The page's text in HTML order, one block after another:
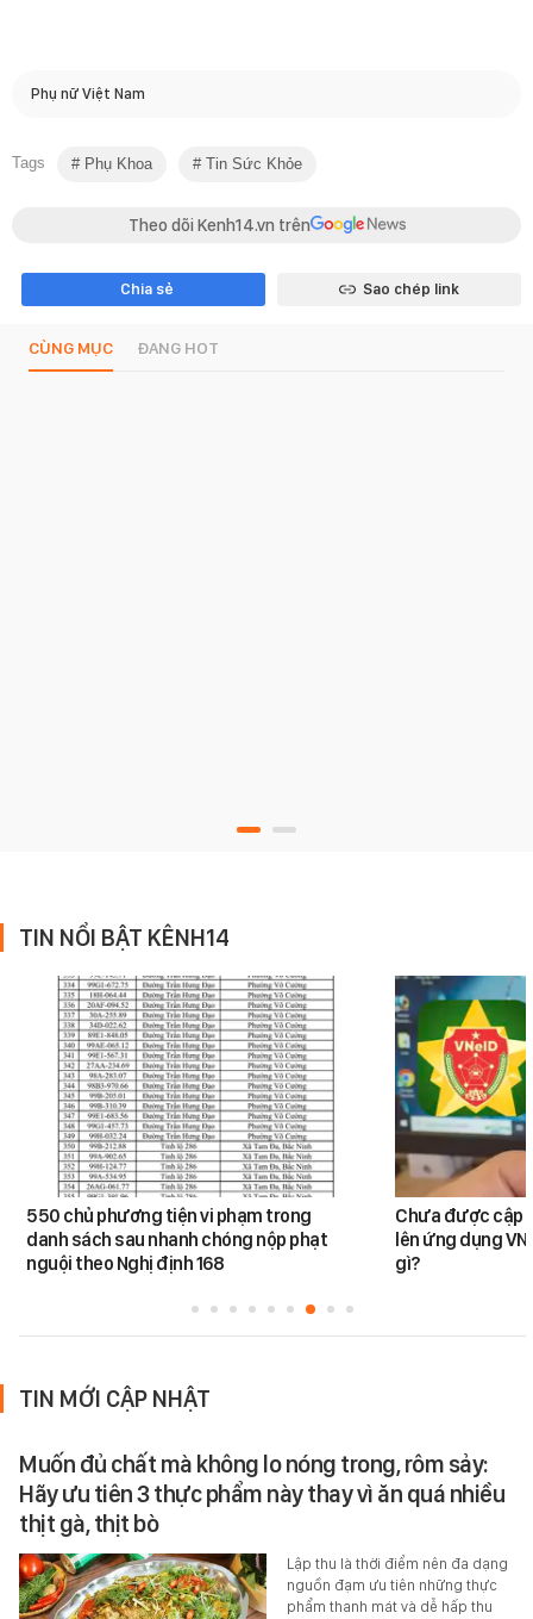
Phụ nữ Việt Nam
Tags Phụ Khoa Tin Sức Khỏe
Theo dõi Kenh14.vn trên
Chia sẻ Sao chép link
CÙNG MỤC ĐANG HOT
TIN NỔI BẬT KÊNH14
550 chủ phương tiện vi phạm trong
danh sách sau nhanh chóng nộp phạt
nguội theo Nghị định 168
Chưa được cập
lên ứng dụng
gì?
TIN MỚI CẬP NHẬT
Muốn đủ chất mà không lo nóng trong, rôm sảy:
Hãy ưu tiên 3 thực phẩm này thay vì ăn quá nhiều
thịt gà, thịt bò
Lập thu là thời điểm nên đa dạng
nguồn đạm ưu tiên những thực
phẩm thanh mát và dễ hấp thu